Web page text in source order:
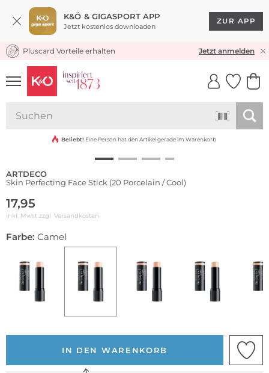
K&Ö & GIGASPORT APP
Jetzt kostenlos downloaden
ZUR APP
KOSTENLOSER VERSAND* & RÜCKVERSAND
Pluscard Vorteile erhalten Jetzt anmelden
UNSERE APP
CLICK &
Beliebt! Eine Person hat den Artikel gerade im Warenkorb
ARTDECO
Skin Perfecting Face Stick (20 Porcelain / Cool)
17,95
inkl. Mwst zzgl. Versandkosten
Farbe: Camel
IN DEN WARENKORB